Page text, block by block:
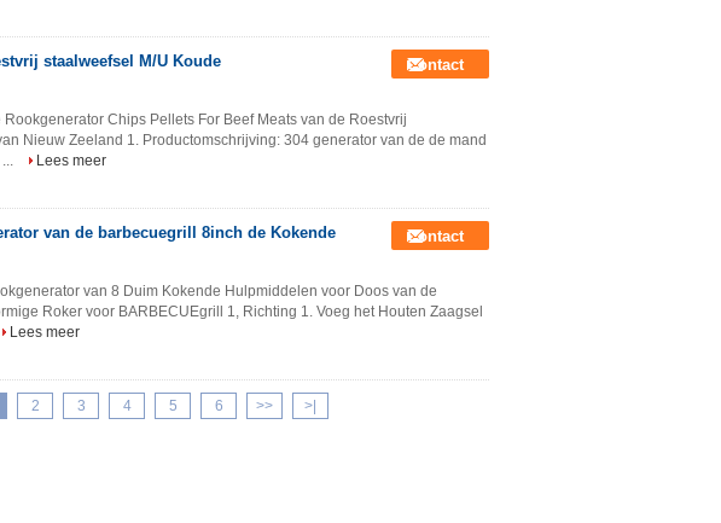
staalweefsel M/U Koude
Contact
Chips Pellets For Beef Meats van de Roestvrij
Nieuw Zeeland 1. Productomschrijving: 304 generator van de de mand
Lees meer
van de barbecuegrill 8inch de Kokende
Contact
van 8 Duim Kokende Hulpmiddelen voor Doos van de
Roker voor BARBECUEgrill 1, Richting 1. Voeg het Houten Zaagsel
Lees meer
2 3 4 5 6 >> >|